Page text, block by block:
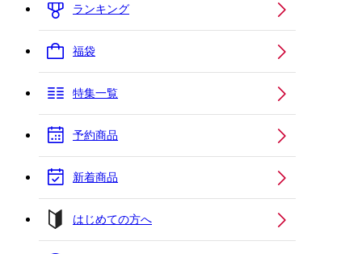
ランキング
福袋
特集一覧
予約商品
新着商品
はじめての方へ